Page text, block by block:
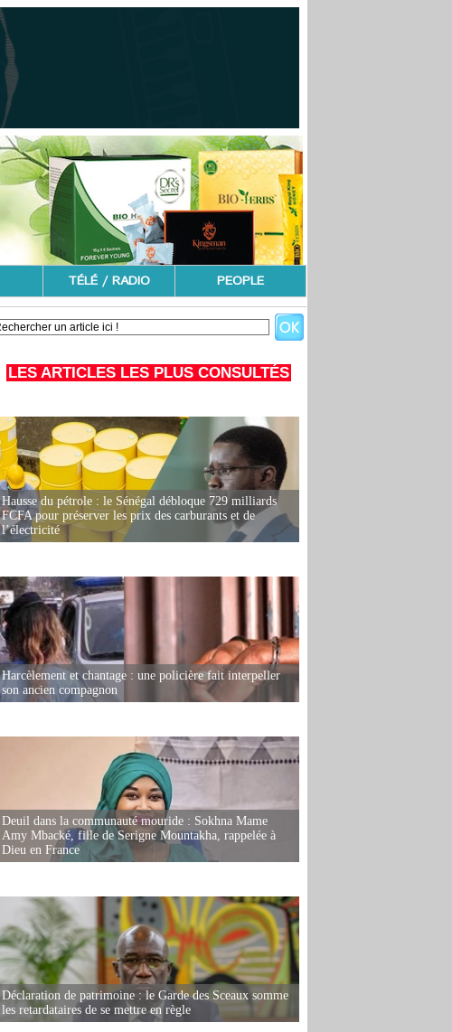
TÉLÉ / RADIO PEOPLE
LES ARTICLES LES PLUS CONSULTÉS
Hausse du pétrole : le Sénégal débloque 729 milliards
FCFA pour préserver les prix des carburants et de
l’électricité
Harcèlement et chantage : une policière fait interpeller
son ancien compagnon
Deuil dans la communauté mouride : Sokhna Mame
Amy Mbacké, fille de Serigne Mountakha, rappelée à
Dieu en France
Déclaration de patrimoine : le Garde des Sceaux somme
les retardataires de se mettre en règle